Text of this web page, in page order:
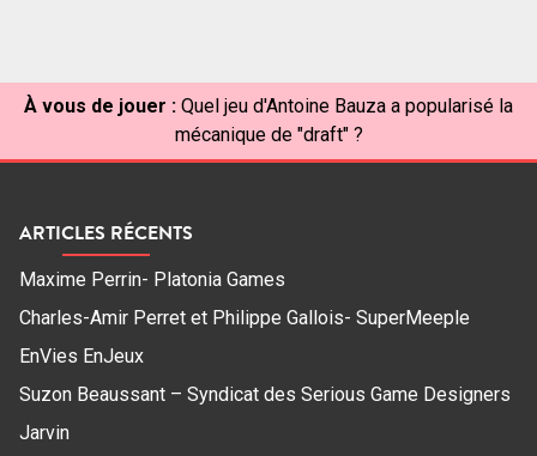
À vous de jouer : Quel jeu d'Antoine Bauza a popularisé la
mécanique de "draft" ?
ARTICLES RÉCENTS
Maxime Perrin- Platonia Games
Charles-Amir Perret et Philippe Gallois- SuperMeeple
EnVies EnJeux
Suzon Beaussant – Syndicat des Serious Game Designers
Jarvin